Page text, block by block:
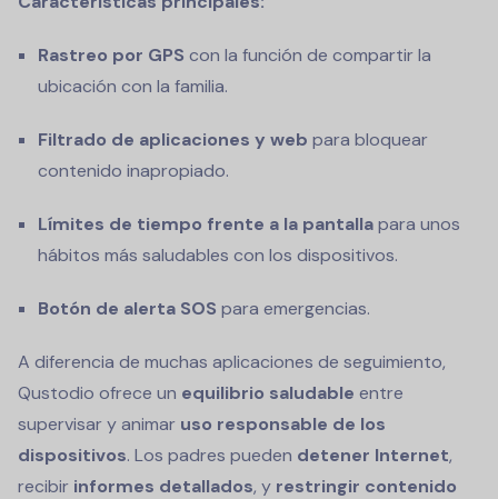
Rastreo por GPS con la función de compartir la
ubicación con la familia.
Filtrado de aplicaciones y web para bloquear
contenido inapropiado.
Límites de tiempo frente a la pantallapara unos
hábitos más saludables con los dispositivos.
Botón de alerta SOS para emergencias.
A diferencia de muchas aplicaciones de seguimiento,
Qustodio ofrece un equilibrio saludable entre
supervisar y animar uso responsable de los
dispositivos. Los padres pueden detener Internet,
recibir informes detallados, y restringir contenido